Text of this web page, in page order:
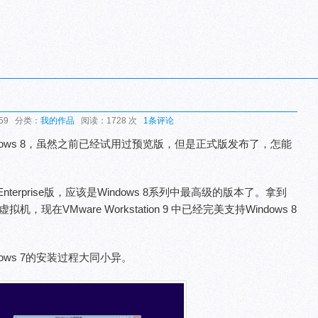
分类： 我的作品 阅读：1728 次 1条评论
8，虽然之前已经试用过预览版，但是正式版发布了，怎能
版，应该是Windows 8系列中最高级的版本了。拿到
拟机，现在VMware Workstation 9 中已经完美支持Windows 8
7的安装过程大同小异。